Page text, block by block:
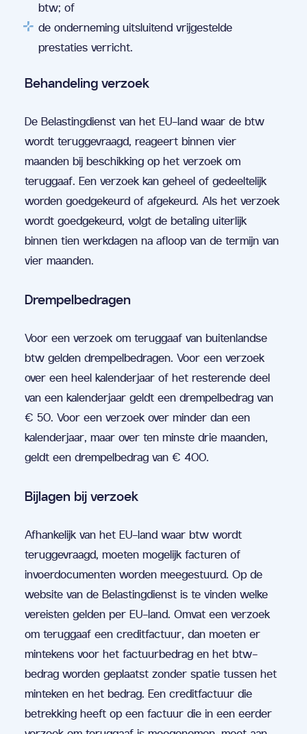
btw; of
de onderneming uitsluitend vrijgestelde
prestaties verricht.
Behandeling verzoek
De Belastingdienst van het EU-land waar de btw
wordt teruggevraagd, reageert binnen vier
maanden bij beschikking op het verzoek om
teruggaaf. Een verzoek kan geheel of gedeeltelijk
worden goedgekeurd of afgekeurd. Als het verzoek
wordt goedgekeurd, volgt de betaling uiterlijk
binnen tien werkdagen na afloop van de termijn van
vier maanden.
Drempelbedragen
Voor een verzoek om teruggaaf van buitenlandse
btw gelden drempelbedragen. Voor een verzoek
over een heel kalenderjaar of het resterende deel
van een kalenderjaar geldt een drempelbedrag van
€ 50. Voor een verzoek over minder dan een
kalenderjaar, maar over ten minste drie maanden,
geldt een drempelbedrag van € 400.
Bijlagen bij verzoek
Afhankelijk van het EU-land waar btw wordt
teruggevraagd, moeten mogelijk facturen of
invoerdocumenten worden meegestuurd. Op de
website van de Belastingdienst is te vinden welke
vereisten gelden per EU-land. Omvat een verzoek
om teruggaaf een creditfactuur, dan moeten er
mintekens voor het factuurbedrag en het btw-
bedrag worden geplaatst zonder spatie tussen het
minteken en het bedrag. Een creditfactuur die
betrekking heeft op een factuur die in een eerder